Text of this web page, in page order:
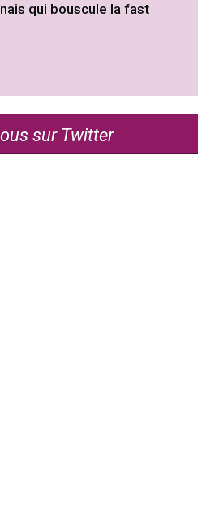
qui bouscule la fast
sur Twitter